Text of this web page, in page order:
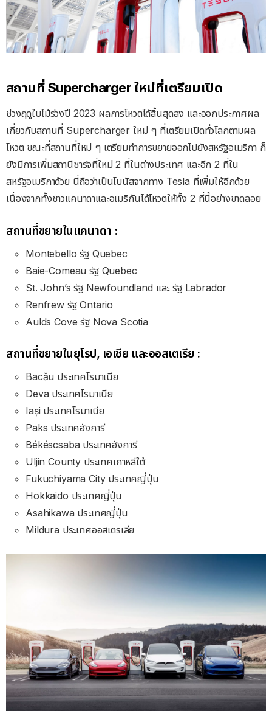
สถานที่ Supercharger ใหม่ที่เตรียมเปิด
ช่วงฤดูใบไม้ร่วงปี 2023 ผลการโหวตได้สิ้นสุดลง และออกประกาศผล
เกี่ยวกับสถานที่ Supercharger ใหม่ ๆ ที่เตรียมเปิดทั่วโลกตามผล
โหวต ขณะที่สถานที่ใหม่ ๆ เตรียมทำการขยายออกไปยังสหรัฐอเมริกา ก็
ยังมีการเพิ่มสถานีชาร์จที่ใหม่ 2 ที่ในต่างประเทศ และอีก 2 ที่ใน
สหรัฐอเมริกาด้วย นี่ถือว่าเป็นโบนัสจากทาง Tesla ที่เพิ่มให้อีกด้วย
เนื่องจากทั้งชาวแคนาดาและอเมริกันได้โหวตให้ทั้ง 2 ที่นี้อย่างขาดลอย
สถานที่ขยายในแคนาดา :
Montebello รัฐ Quebec
Baie-Comeau รัฐ Quebec
St. John’s รัฐ Newfoundland และ รัฐ Labrador
Renfrew รัฐ Ontario
Aulds Cove รัฐ Nova Scotia
สถานที่ขยายในยุโรป, เอเชีย และออสเตเรีย :
Bacău ประเทศโรมาเนีย
Deva ประเทศโรมาเนีย
Iași ประเทศโรมาเนีย
Paks ประเทศฮังการี
Békéscsaba ประเทศฮังการี
Uljin County ประเทศเกาหลีใต้
Fukuchiyama City ประเทศญี่ปุ่น
Hokkaido ประเทศญี่ปุ่น
Asahikawa ประเทศญี่ปุ่น
Mildura ประเทศออสเตรเลีย